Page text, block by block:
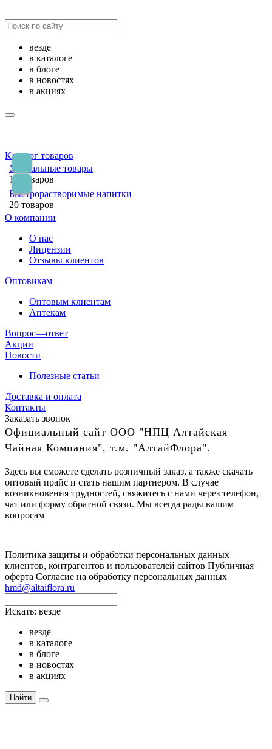
везде
в каталоге
в блоге
в новостях
в акциях
Каталог товаров
Уникальные товары
14 товаров
Быстрорастворимые напитки
20 товаров
О компании
О нас
Лицензии
Отзывы клиентов
Оптовикам
Оптовым клиентам
Аптекам
Вопрос—ответ
Акции
Новости
Полезные статьи
Доставка и оплата
Контакты
Заказать звонок
Официальный сайт ООО "НПЦ Алтайская
Чайная Компания", т.м. "АлтайФлора".
Здесь вы сможете сделать розничный заказ, а также скачать
оптовый прайс и стать нашим партнером. В случае
возникновения трудностей, свяжитесь с нами через телефон,
чат или форму обратной связи. Мы всегда рады вашим
вопросам
Политика защиты и обработки персональных данных
клиентов, контрагентов и пользователей сайтов Публичная
оферта Согласие на обработку персональных данных
hmd@altaiflora.ru
Искать: везде
везде
в каталоге
в блоге
в новостях
в акциях
Найти